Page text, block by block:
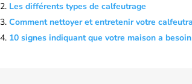
Les différents types de calfeutrage
Comment nettoyer et entretenir votre
10 signes indiquant que votre maison a